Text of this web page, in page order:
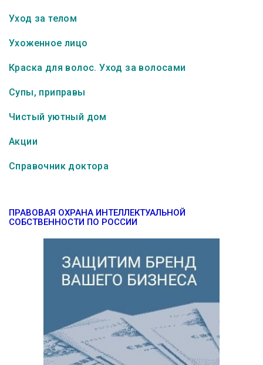
Уход за телом
Ухоженное лицо
Краска для волос. Уход за волосами
Супы, приправы
Чистый уютный дом
Акции
Справочник доктора
ПРАВОВАЯ ОХРАНА ИНТЕЛЛЕКТУАЛЬНОЙ
СОБСТВЕННОСТИ ПО РОССИИ